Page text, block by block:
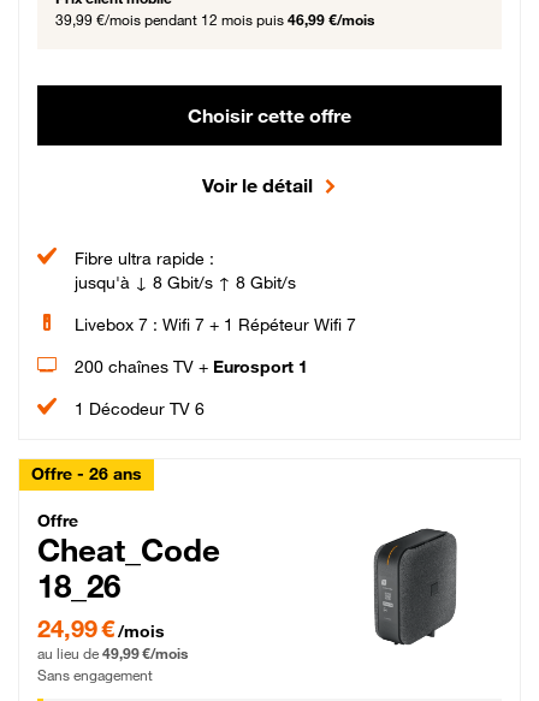
39,99 €/mois pendant 12 mois puis 46,99 €/mois
Choisir cette offre
Voir le détail
Fibre ultra rapide :
jusqu'à ↓ 8 Gbit/s ↑ 8 Gbit/s
Livebox 7 : Wifi 7 + 1 Répéteur Wifi 7
200 chaînes TV + Eurosport 1
1 Décodeur TV 6
Offre - 26 ans
Cheat_Code Fibre_18_26
Offre
Cheat_Code
18_26
24,99 € par mois pendant 0 mois puis 49,99 € par mois, Sans engagement
24,99 €/mois
au lieu de 49,99 €/mois
Sans engagement